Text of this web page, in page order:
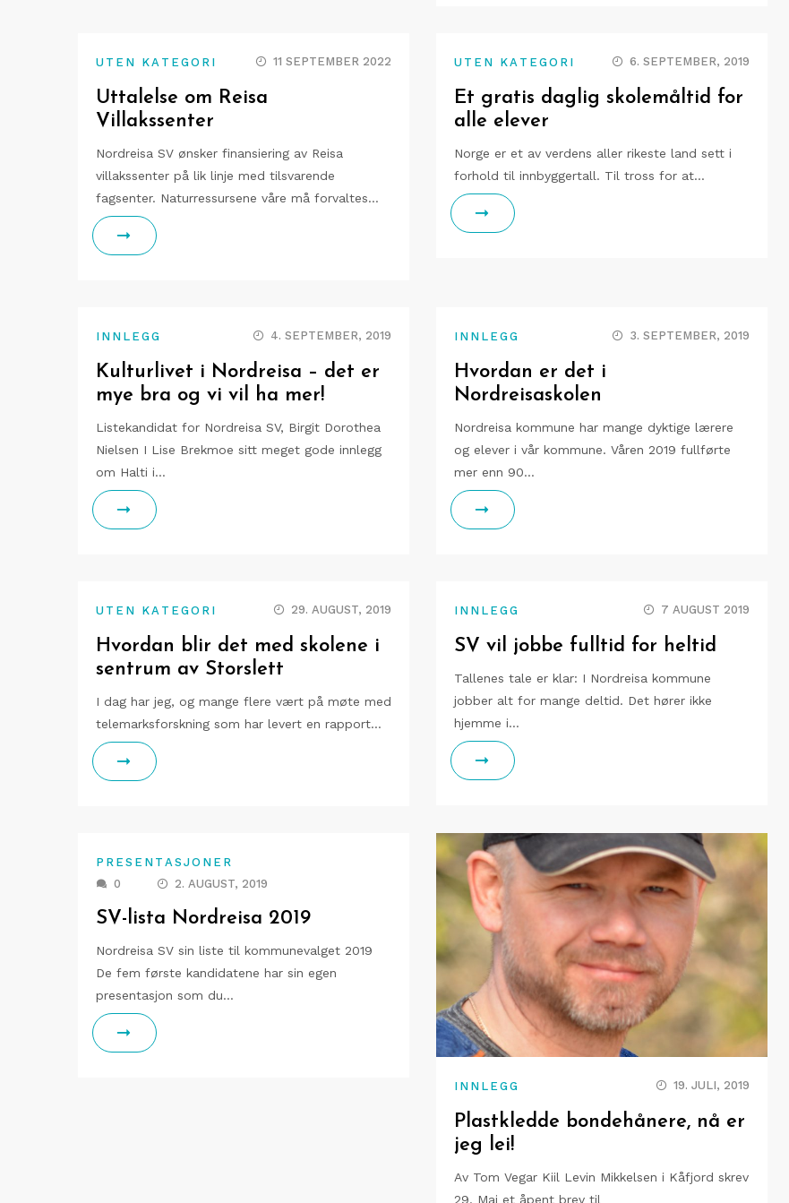
UTEN KATEGORI 11 SEPTEMBER 2022
Uttalelse om Reisa
Villakssenter
Nordreisa SV ønsker finansiering av Reisa
villakssenter på lik linje med tilsvarende
fagsenter. Naturressursene våre må forvaltes…
UTEN KATEGORI 6. SEPTEMBER, 2019
Et gratis daglig skolemåltid for
alle elever
Norge er et av verdens aller rikeste land sett i
forhold til innbyggertall. Til tross for at…
INNLEGG 4. SEPTEMBER, 2019
Kulturlivet i Nordreisa – det er
mye bra og vi vil ha mer!
Listekandidat for Nordreisa SV, Birgit Dorothea
Nielsen I Lise Brekmoe sitt meget gode innlegg
om Halti i…
INNLEGG 3. SEPTEMBER, 2019
Hvordan er det i
Nordreisaskolen
Nordreisa kommune har mange dyktige lærere
og elever i vår kommune. Våren 2019 fullførte
mer enn 90…
UTEN KATEGORI 29. AUGUST, 2019
Hvordan blir det med skolene i
sentrum av Storslett
I dag har jeg, og mange flere vært på møte med
telemarksforskning som har levert en rapport…
INNLEGG 7 AUGUST 2019
SV vil jobbe fulltid for heltid
Tallenes tale er klar: I Nordreisa kommune
jobber alt for mange deltid. Det hører ikke
hjemme i…
PRESENTASJONER
0
2. AUGUST, 2019
SV-lista Nordreisa 2019
Nordreisa SV sin liste til kommunevalget 2019
De fem første kandidatene har sin egen
presentasjon som du…
INNLEGG 19. JULI, 2019
Plastkledde bondehånere, nå er
jeg lei!
Av Tom Vegar Kiil Levin Mikkelsen i Kåfjord skrev
29. Mai et åpent brev til